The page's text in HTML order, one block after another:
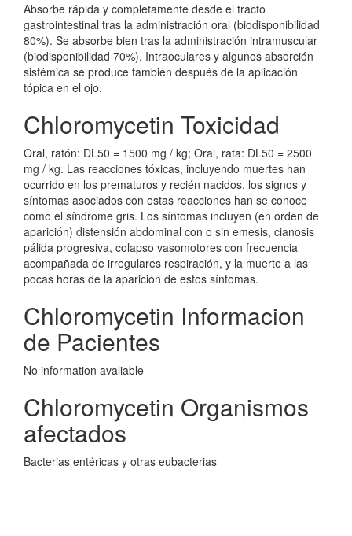
Absorbe rápida y completamente desde el tracto
gastrointestinal tras la administración oral (biodisponibilidad
80%). Se absorbe bien tras la administración intramuscular
(biodisponibilidad 70%). Intraoculares y algunos absorción
sistémica se produce también después de la aplicación
tópica en el ojo.
Chloromycetin Toxicidad
Oral, ratón: DL50 = 1500 mg / kg; Oral, rata: DL50 = 2500
mg / kg. Las reacciones tóxicas, incluyendo muertes han
ocurrido en los prematuros y recién nacidos, los signos y
síntomas asociados con estas reacciones han se conoce
como el síndrome gris. Los síntomas incluyen (en orden de
aparición) distensión abdominal con o sin emesis, cianosis
pálida progresiva, colapso vasomotores con frecuencia
acompañada de irregulares respiración, y la muerte a las
pocas horas de la aparición de estos síntomas.
Chloromycetin Informacion
de Pacientes
No information avaliable
Chloromycetin Organismos
afectados
Bacterias entéricas y otras eubacterias